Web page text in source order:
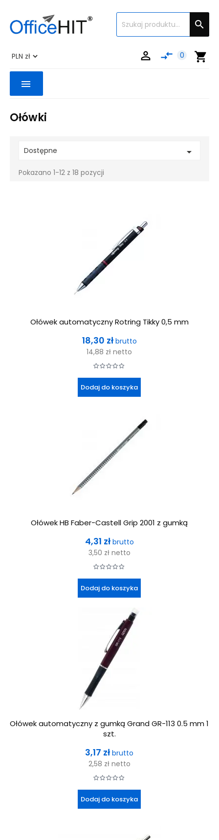

shopping_cart
compare_arrows 0

menu
Ołówki
Dostępne 
Pokazano 1-12 z 18 pozycji
Ołówek automatyczny Rotring Tikky 0,5 mm
Cena
18,30 zł brutto
14,88 zł netto
Dodaj do koszyka
Ołówek HB Faber-Castell Grip 2001 z gumką
Cena
4,31 zł brutto
3,50 zł netto
Dodaj do koszyka
Ołówek automatyczny z gumką Grand GR-113 0.5 mm 1
szt.
Cena
3,17 zł brutto
2,58 zł netto
Dodaj do koszyka